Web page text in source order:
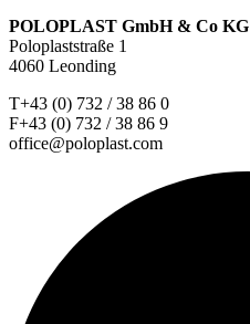
POLOPLAST GmbH & Co KG
Poloplaststraße 1
4060 Leonding
T+43 (0) 732 / 38 86 0
F+43 (0) 732 / 38 86 9
office@poloplast.com